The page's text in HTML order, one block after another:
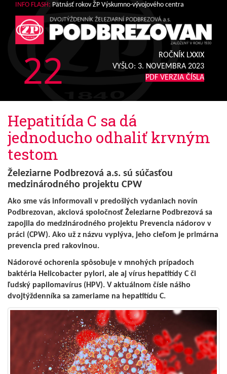
INFO FLASH: Pätnásť rokov ŽP Výskumno-vývojového centra
22
ROČNÍK LXXIX
VYŠLO: 3. NOVEMBRA 2023
PDF VERZIA ČÍSLA
Hepatitída C sa dá
jednoducho odhaliť krvným
testom
Železiarne Podbrezová a.s. sú súčasťou
medzinárodného projektu CPW
Ako sme vás informovali v predošlých vydaniach novín
Podbrezovan, akciová spoločnosť Železiarne Podbrezová sa
zapojila do medzinárodného projektu Prevencia nádorov v
práci (CPW). Ako už z názvu vyplýva, jeho cieľom je primárna
prevencia pred rakovinou.
Nádorové ochorenia spôsobuje v mnohých prípadoch
baktéria Helicobacter pylori, ale aj vírus hepatitídy C či
ľudský papilomavírus (HPV). V aktuálnom čísle nášho
dvojtýždenníka sa zameriame na hepatitídu C.